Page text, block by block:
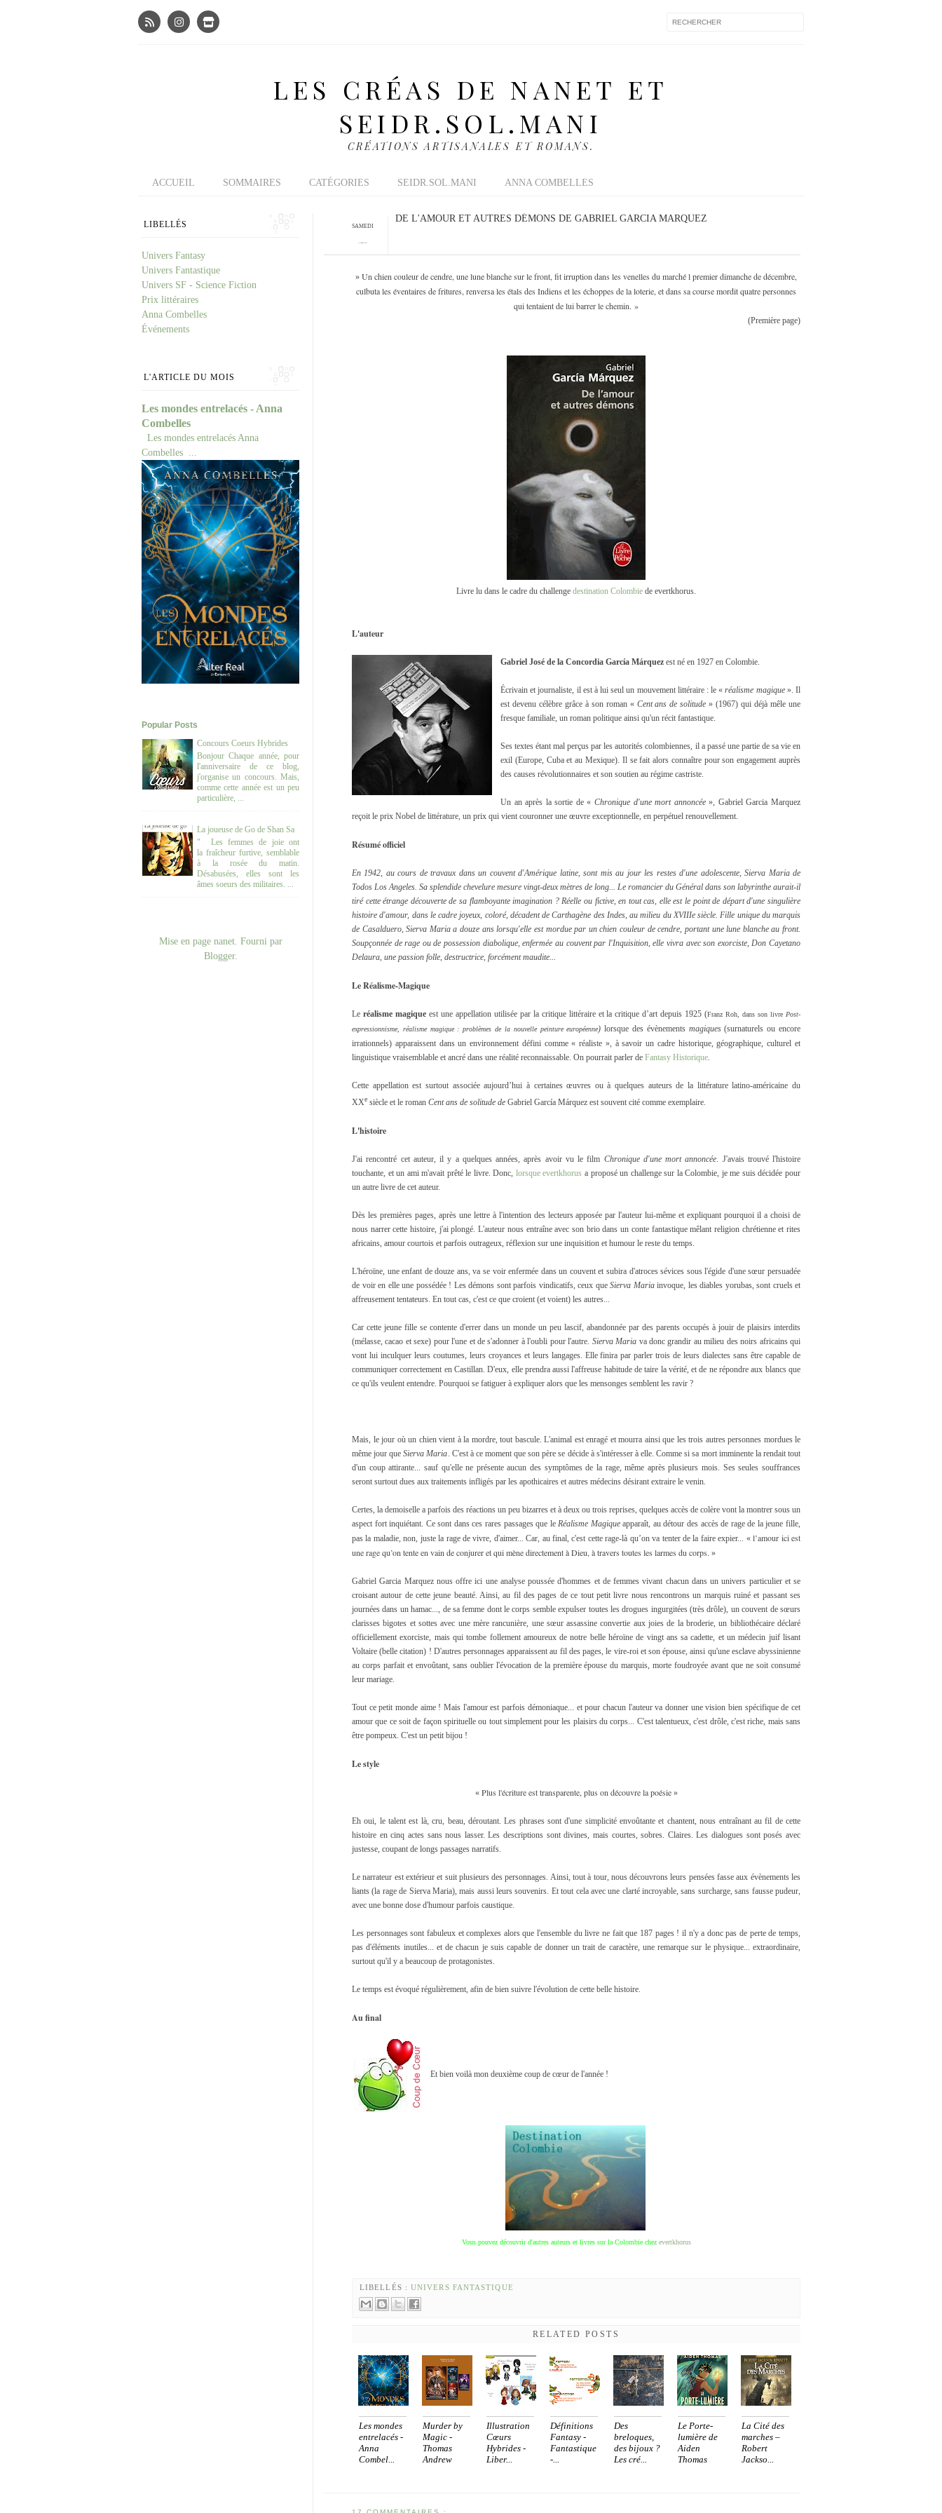
LES CRÉAS DE NANET ET
SEIDR.SOL.MANI
CRÉATIONS ARTISANALES ET ROMANS.
ACCUEIL SOMMAIRES CATÉGORIES SEIDR.SOL.MANI ANNA COMBELLES
SAMEDI
DE L'AMOUR ET AUTRES DÉMONS DE GABRIEL GARCIA MARQUEZ
» Un chien couleur de cendre, une lune blanche sur le front, fit irruption dans les venelles du marché l premier dimanche de décembre,
culbuta les éventaires de fritures, renversa les étals des Indiens et les échoppes de la loterie, et dans sa course mordit quatre personnes
qui tentaient de lui barrer le chemin. »
(Première page)
Livre lu dans le cadre du challenge destination Colombie de evertkhorus.
L'auteur
Gabriel José de la Concordia García Márquez est né en 1927 en Colombie.
Écrivain et journaliste, il est à lui seul un mouvement littéraire : le «réalisme magique». Il
est devenu célèbre grâce à son roman « Cent ans de solitude » (1967) qui déjà mêleune
fresque familiale, un roman politique ainsi qu'un récit fantastique.
Ses textes étant mal perçus par les autorités colombiennes, il a passé une partie de sa vie en
exil (Europe, Cuba et au Mexique). Il se fait alors connaître pour son engagement auprès
des causes révolutionnaires et son soutien au régime castriste.
Un an après la sortie de « Chronique d'une mort annoncée», Gabriel Garcia Marquez
reçoit le prix Nobel de littérature, un prix qui vient couronner une œuvre exceptionnelle, en perpétuel renouvellement.
Résumé officiel
En 1942, au cours de travaux dans un couvent d'Amérique latine, sont mis au jour les restes d'une adolescente, Sierva Maria de
Todos Los Angeles. Sa splendide chevelure mesure vingt-deux mètres de long... Le romancier du Général dans son labyrinthe aurait-il
tiré cette étrange découverte de sa flamboyante imagination ? Réelle ou fictive, en tout cas, elle est le point de départ d'une singulière
histoire d'amour, dans le cadre joyeux, coloré, décadent de Carthagène des Indes, au milieu du XVIIIe siècle. Fille unique du marquis
de Casalduero, Sierva Maria a douze ans lorsqu'elle est mordue par un chien couleur de cendre, portant une lune blanche au front.
Soupçonnée de rage ou de possession diabolique, enfermée au couvent par l'Inquisition, elle vivra avec son exorciste, Don Cayetano
Delaura, une passion folle, destructrice, forcément maudite...
Le Réalisme-Magique
Le réalisme magiqueest une appellation utilisée par la critique littéraire et la critique d’art depuis 1925 (Franz Roh, dans son livre Post-
expressionnisme, réalisme magique : problèmes de la nouvelle peinture européenne) lorsque des évènements magiques(surnaturels ou encore
irrationnels) apparaissent dans un environnement défini comme « réaliste », à savoir un cadre historique, géographique, culturel et
linguistique vraisemblable et ancré dans une réalité reconnaissable. On pourrait parler de Fantasy Historique.
Cette appellation est surtout associée aujourd’hui à certaines œuvres ou à quelques auteurs de la littérature latino-américaine du
XXe siècle et le roman Cent ans de solitude de Gabriel García Márquez est souvent cité comme exemplaire.
L'histoire
J'ai rencontré cet auteur, il y a quelques années, après avoir vu le film Chronique d'une mort annoncée. J'avais trouvé l'histoire
touchante, et un ami m'avait prêté le livre. Donc, lorsque evertkhorus a proposé un challenge sur la Colombie, je me suis décidée pour
un autre livre de cet auteur.
Dès les premières pages, après une lettre à l'intention des lecteurs apposée par l'auteur lui-même et expliquant pourquoi il a choisi de
nous narrer cette histoire, j'ai plongé. L'auteur nous entraîne avec son brio dans un conte fantastique mêlant religion chrétienne et rites
africains, amour courtois et parfois outrageux, réflexion sur une inquisition et humour le reste du temps.
L'héroïne, une enfant de douze ans, va se voir enfermée dans un couvent et subira d'atroces sévices sous l'égide d'une sœur persuadée
de voir en elle une possédée ! Les démons sont parfois vindicatifs, ceux que Sierva Maria invoque, les diables yorubas, sont cruels et
affreusement tentateurs. En tout cas, c'est ce que croient (et voient) les autres...
Car cette jeune fille se contente d'errer dans un monde un peu lascif, abandonnée par des parents occupés à jouir de plaisirs interdits
(mélasse, cacao et sexe) pour l'une et de s'adonner à l'oubli pour l'autre. Sierva Maria va donc grandir au milieu des noirs africains qui
vont lui inculquer leurs coutumes, leurs croyances et leurs langages. Elle finira par parler trois de leurs dialectes sans être capable de
communiquer correctement en Castillan. D'eux, elle prendra aussi l'affreuse habitude de taire la vérité, et de ne répondre aux blancs que
ce qu'ils veulent entendre. Pourquoi se fatiguer à expliquer alors que les mensonges semblent les ravir ?
Mais, le jour où un chien vient à la mordre, tout bascule. L'animal est enragé et mourra ainsi que les trois autres personnes mordues le
même jour queSierva Maria. C'est à ce moment que son père se décide à s'intéresser à elle. Comme si sa mort imminente la rendait tout
d'un coup attirante... sauf qu'elle ne présente aucun des symptômes de la rage, même après plusieurs mois. Ses seules souffrances
seront surtout dues aux traitements infligés par les apothicaires et autres médecins désirant extraire le venin.
Certes, la demoiselle a parfois des réactions un peu bizarres et à deux ou trois reprises, quelques accès de colère vont la montrer sous un
aspect fort inquiétant. Ce sont dans ces rares passages que leRéalisme Magiqueapparaît, au détour des accès de rage de la jeune fille,
pas la maladie, non, juste la rage de vivre, d'aimer... Car, au final, c'est cette rage-là qu’on va tenter de la faire expier... «l’amour ici est
une rage qu’on tente en vain de conjurer et qui mène directement à Dieu, à travers toutes les larmes du corps. »
Gabriel Garcia Marquez nous offre ici une analyse poussée d'hommes et de femmes vivant chacun dans un univers particulier et se
croisant autour de cette jeune beauté. Ainsi, au fil des pages de ce tout petit livre nous rencontrons un marquis ruiné et passant ses
journées dans un hamac..., de sa femme dont le corps semble expulser toutes les drogues ingurgitées (très drôle), un couvent de sœurs
clarisses bigotes et sottes avec une mère rancunière, une sœur assassine convertie aux joies de la broderie, un bibliothécaire déclaré
officiellement exorciste, mais qui tombe follement amoureux de notre belle héroïne de vingt ans sa cadette, et un médecin juif lisant
Voltaire (belle citation) ! D'autres personnages apparaissent au fil des pages, le vire-roi et son épouse, ainsi qu'une esclave abyssinienne
au corps parfait et envoûtant, sans oublier l'évocation de la première épouse du marquis, morte foudroyée avant que ne soit consumé
leur mariage.
Tout ce petit monde aime ! Mais l'amour est parfois démoniaque... et pour chacun l'auteur va donner une vision bien spécifique de cet
amour que ce soit de façon spirituelle ou tout simplement pour les plaisirs du corps... C'est talentueux, c'est drôle, c'est riche, mais sans
être pompeux. C'est un petit bijou !
Le style
« Plus l'écriture est transparente, plus on découvre la poésie»
Eh oui, le talent est là, cru, beau, déroutant. Les phrases sont d'une simplicité envoûtante et chantent, nous entraînant au fil de cette
histoire en cinq actes sans nous lasser. Les descriptions sont divines, mais courtes, sobres. Claires. Les dialogues sont posés avec
justesse, coupant de longs passages narratifs.
Le narrateur est extérieur et suit plusieurs des personnages. Ainsi, tout à tour, nous découvrons leurs pensées fasse aux évènements les
liants (la rage de Sierva Maria), mais aussi leurs souvenirs. Et tout cela avec une clarté incroyable, sans surcharge, sans fausse pudeur,
avec une bonne dose d'humour parfois caustique.
Les personnages sont fabuleux et complexes alors que l'ensemble du livre ne fait que 187 pages ! il n'y a donc pas de perte de temps,
pas d'éléments inutiles... et de chacun je suis capable de donner un trait de caractère, une remarque sur le physique... extraordinaire,
surtout qu'il y a beaucoup de protagonistes.
Le temps est évoqué régulièrement, afin de bien suivre l'évolution de cette belle histoire.
Au final
Et bien voilà mon deuxième coup de cœur de l'année !
Vous pouvez découvrir d'autres auteurs et livres sur la Colombie chezevertkhorus
LIBELLÉS :UNIVERS FANTASTIQUE
RELATED POSTS
Les mondes
entrelacés -
Anna
Combel...
Murder by
Magic -
Thomas
Andrew
Illustration
Cœurs
Hybrides -
Liber...
Définitions
Fantasy -
Fantastique
-...
Des
breloques,
des bijoux ?
Les cré...
Le Porte-
lumière de
Aiden
Thomas
La Cité des
marches –
Robert
Jackso...
LIBELLÉS
Univers Fantasy
Univers Fantastique
Univers SF - Science Fiction
Prix littéraires
Anna Combelles
Événements
L'ARTICLE DU MOIS
Les mondes entrelacés - Anna
Combelles
Les mondes entrelacés Anna
Combelles ...
Popular Posts
Concours Coeurs Hybrides
Bonjour Chaque année, pour
l'anniversaire de ce blog,
j'organise un concours. Mais,
comme cette année est un peu
particulière, ...
La joueuse de Go de Shan Sa
" Les femmes de joie ont
la fraîcheur furtive, semblable
à la rosée du matin.
Désabusées, elles sont les
âmes soeurs des militaires. ...
Mise en page nanet. Fourni par
Blogger.